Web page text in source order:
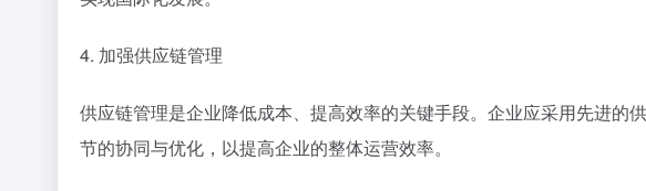
4. 加强供应链管理
供应链管理是企业降低成本、提高效率的关键手段。企业应采用先进的
节的协同与优化，以提高企业的整体运营效率。